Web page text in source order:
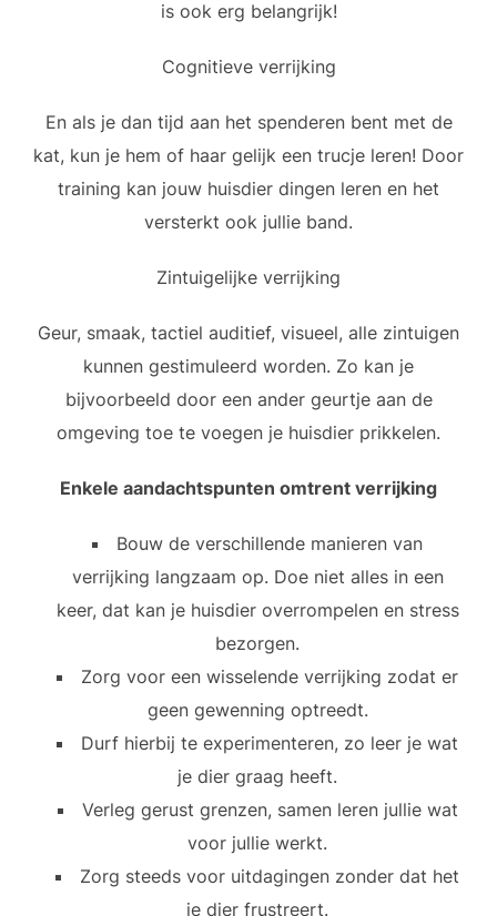
is ook erg belangrijk!
Cognitieve verrijking
En als je dan tijd aan het spenderen bent met de
kat, kun je hem of haar gelijk een trucje leren! Door
training kan jouw huisdier dingen leren en het
versterkt ook jullie band.
Zintuigelijke verrijking
Geur, smaak, tactiel auditief, visueel, alle zintuigen
kunnen gestimuleerd worden. Zo kan je
bijvoorbeeld door een ander geurtje aan de
omgeving toe te voegen je huisdier prikkelen.
Enkele aandachtspunten omtrent verrijking
Bouw de verschillende manieren van
verrijking langzaam op. Doe niet alles in een
keer, dat kan je huisdier overrompelen en stress
bezorgen.
Zorg voor een wisselende verrijking zodat er
geen gewenning optreedt.
Durf hierbij te experimenteren, zo leer je wat
je dier graag heeft.
Verleg gerust grenzen, samen leren jullie wat
voor jullie werkt.
Zorg steeds voor uitdagingen zonder dat het
je dier frustreert.